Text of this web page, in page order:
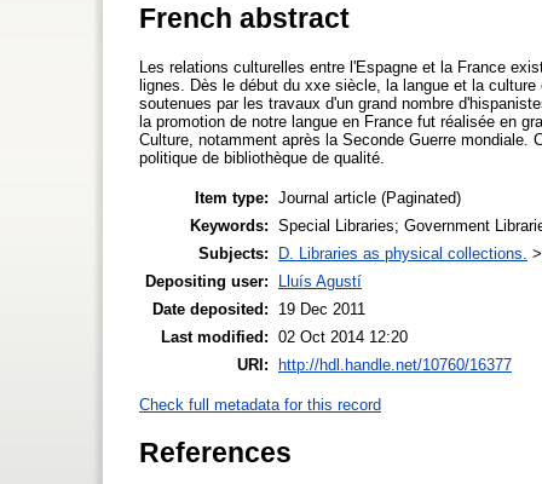
French abstract
Les relations culturelles entre l'Espagne et la France
lignes. Dès le début du xxe siècle, la langue et la
soutenues par les travaux d'un grand nombre
la promotion de notre langue en France fut réalisée en
Culture, notamment après la Seconde Guerre
politique de bibliothèque de qualité.
Item type: Journal article (Paginated)
Keywords: Special Libraries; Government
Subjects:
D. Libraries as physical collections.
Depositing user:
Lluís Agustí
Date deposited:
19 Dec 2011
Last modified: 02 Oct 2014 12:20
URI:
http://hdl.handle.net/10760/16377
Check full metadata for this record
References